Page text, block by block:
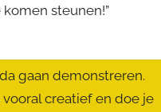
steunen!”
gaan demonstreren.
creatief en doe je